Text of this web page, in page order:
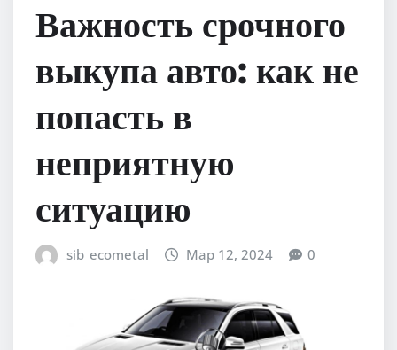
Важность срочного
выкупа авто: как не
попасть в
неприятную
ситуацию
sib_ecometal Мар 12, 2024 0